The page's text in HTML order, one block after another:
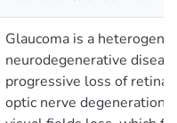
Glaucoma is a
neurodegenerative
progressive loss of
optic nerve degeneration